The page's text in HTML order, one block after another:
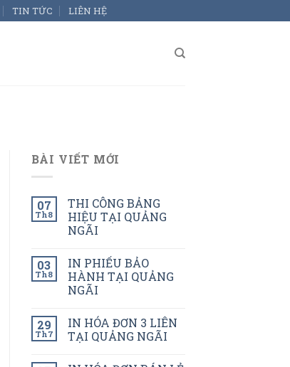
TIN TỨC LIÊN HỆ
BÀI VIẾT MỚI
07
Th8
THI CÔNG BẢNG
HIỆU TẠI QUẢNG
NGÃI
03
Th8
IN PHIẾU BẢO
HÀNH TẠI QUẢNG
NGÃI
29
Th7
IN HÓA ĐƠN 3 LIÊN
TẠI QUẢNG NGÃI